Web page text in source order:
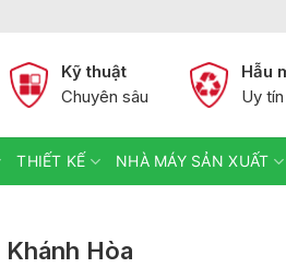
Kỹ thuật
Chuyên sâu
Hẫu
Uy tín
THIẾT KẾ NHÀ MÁY SẢN XUẤT
Hòa